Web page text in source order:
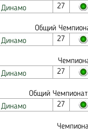
Динамо 27
Общий
Динамо 27
Динамо 27
Общий
Динамо 27